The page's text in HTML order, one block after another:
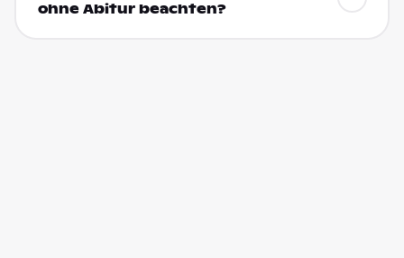
ohne Abitur beachten?